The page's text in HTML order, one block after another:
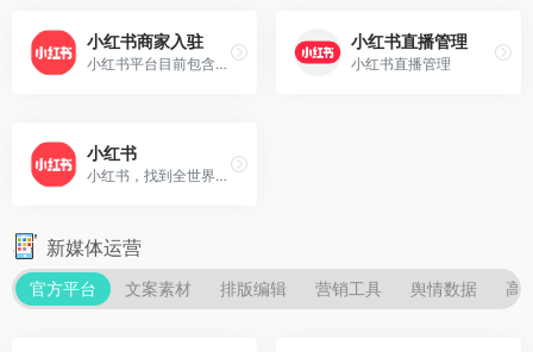
小红书商家入驻
小红书平台目前包含六种店铺类型：个人店、个体工商户店、普通企业店、专卖店、旗舰店、卖场型旗舰店；
小红书直播管理
小红书直播管理
小红书
小红书，找到全世界的好东西！和全球千万用户一起分享海外新货，笔记多多、测评满满，足不出户就能逛遍全世界，选购必备的海外口碑单品、护肤彩妆、时尚穿搭、家电数码、保健美食！
新媒体运营
官方平台 文案素材 排版编辑 营销工具 舆情数据 高